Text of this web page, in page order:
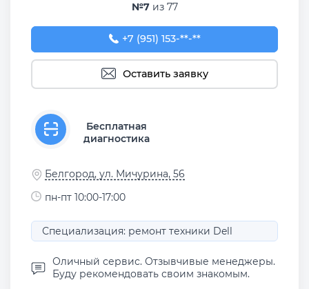
№7из 77
+7 (951) 153-22-56
+7 (951) 153-**-**
Оставить заявку
Бесплатная
диагностика
Белгород, ул. Мичурина, 56
пн-пт 10:00-17:00
Специализация: ремонт техники Dell
Оличный сервис. Отзывчивые менеджеры.
Буду рекомендовать своим знакомым.